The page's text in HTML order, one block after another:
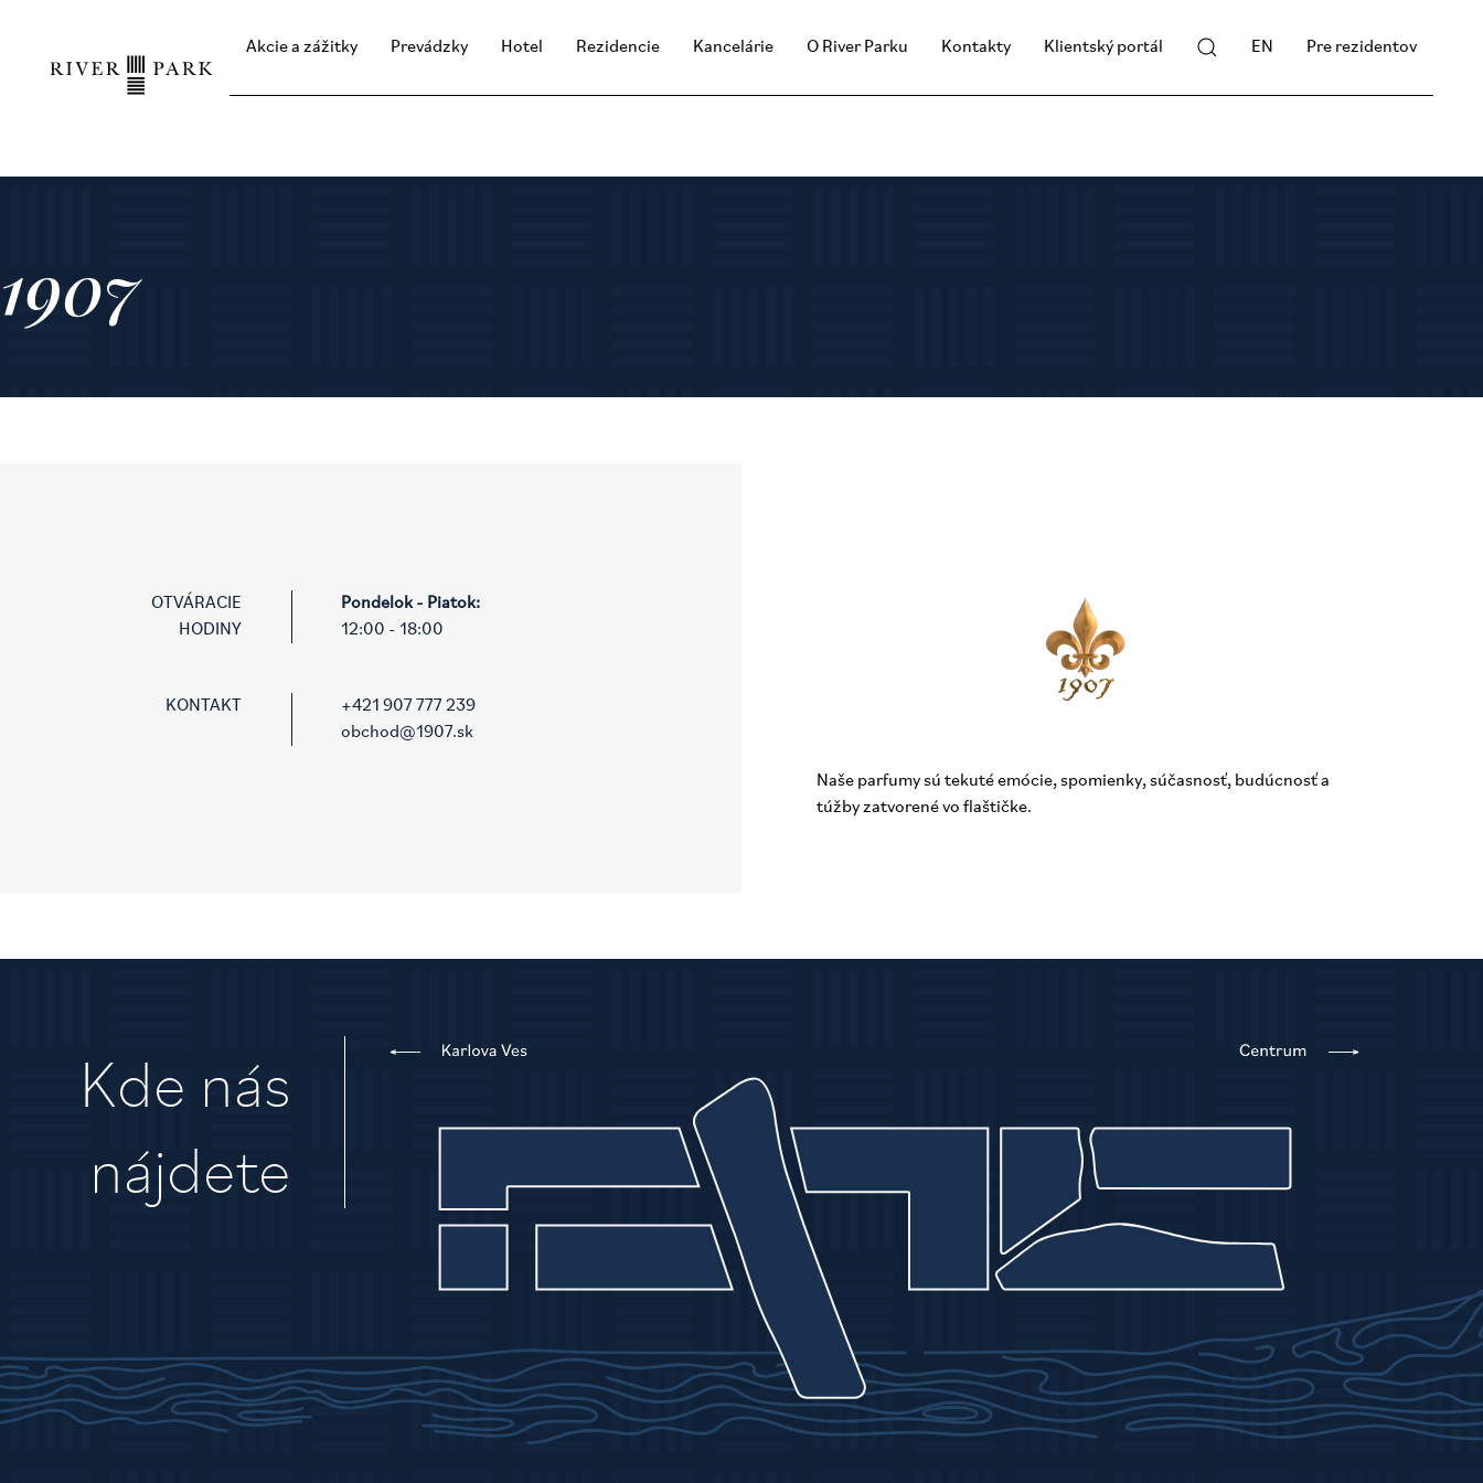
Akcie a zážitky Prevádzky Hotel Rezidencie Kancelárie O River Parku Kontakty Klientský portál EN Pre rezidentov
1907
OTVÁRACIE
HODINY
Pondelok - Piatok:
KONTAKT
+421 907 777 239
obchod@1907.sk
Naše parfumy sú tekuté emócie, spomienky, súčasnosť, budúcnosť a
túžby zatvorené vo flaštičke.
Kde nás
nájdete